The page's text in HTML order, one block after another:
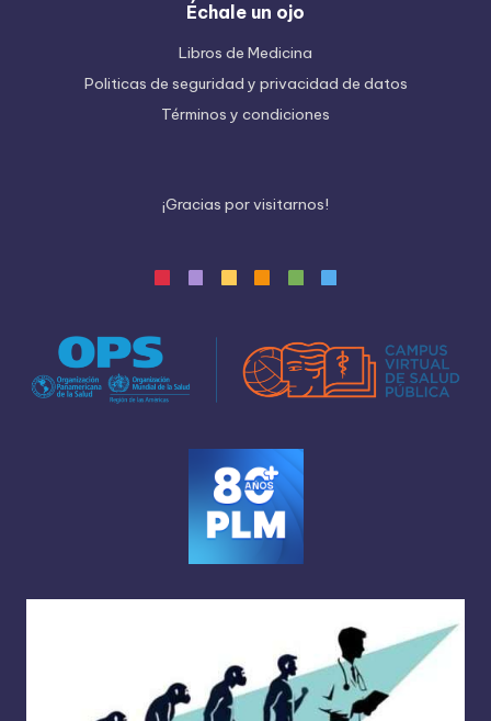
Échale un ojo
Libros de Medicina
Politicas de seguridad y privacidad de datos
Términos y condiciones
¡Gracias porvisitarnos!